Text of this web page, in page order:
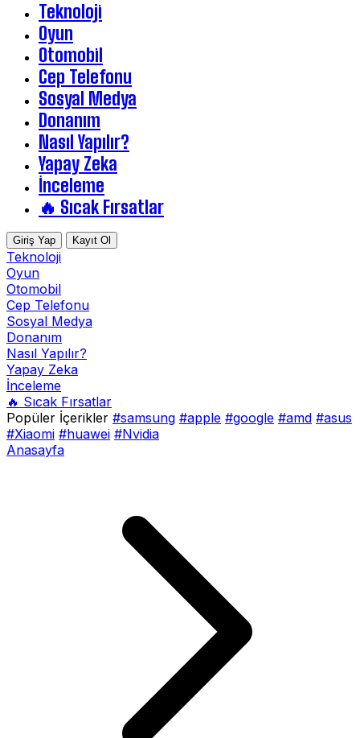
Teknoloji
Oyun
Otomobil
Cep Telefonu
Sosyal Medya
Donanım
Nasıl Yapılır?
Yapay Zeka
İnceleme
🔥 Sıcak Fırsatlar
Giriş Yap Kayıt Ol
Teknoloji
Oyun
Otomobil
Cep Telefonu
Sosyal Medya
Donanım
Nasıl Yapılır?
Yapay Zeka
İnceleme
🔥 Sıcak Fırsatlar
Popüler İçerikler #samsung #apple #google #amd #asus
#Xiaomi #huawei #Nvidia
Anasayfa